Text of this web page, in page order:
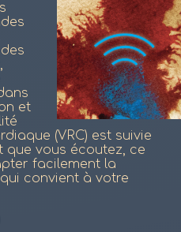
et
(VRC) est suivie
que vous écoutez, ce
facilement la
convient à votre